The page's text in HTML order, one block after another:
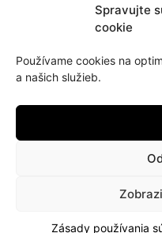
Spravujte
cookie
Používame cookies na
a našich služieb.
Zásady používania
Odstúpenie od zmluvy
Zásady používania
2021
hujik.sk